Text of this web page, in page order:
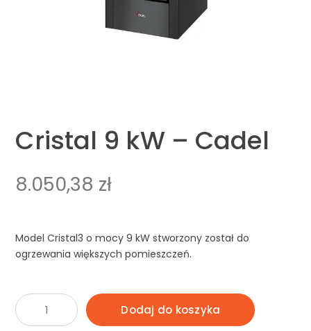
Cristal 9 kW – Cadel
8.050,38 zł
Model Cristal3 o mocy 9 kW stworzony został do
ogrzewania większych pomieszczeń.
ilość
Cristal
Dodaj do koszyka